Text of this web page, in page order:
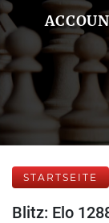
STARTSEITE
Blitz: Elo